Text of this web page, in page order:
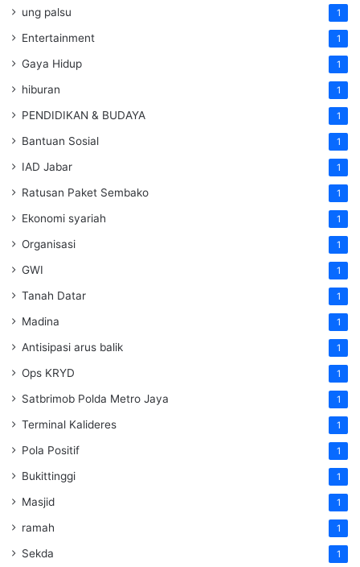
ung palsu 1
Entertainment 1
Gaya Hidup 1
hiburan 1
PENDIDIKAN & BUDAYA 1
Bantuan Sosial 1
IAD Jabar 1
Ratusan Paket Sembako 1
Ekonomi syariah 1
Organisasi 1
GWI 1
Tanah Datar 1
Madina 1
Antisipasi arus balik 1
Ops KRYD 1
Satbrimob Polda Metro Jaya 1
Terminal Kalideres 1
Pola Positif 1
Bukittinggi 1
Masjid 1
ramah 1
Sekda 1